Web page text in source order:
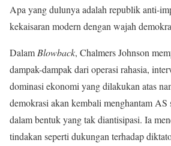
Apa yang dulunya adalah republik anti-
kekaisaran modern dengan wajah
Dalam Blowback, Chalmers Johnson
dampak-dampak dari operasi rahasia,
dominasi ekonomi yang dilakukan atas
demokrasi akan kembali menghantam
dalam bentuk yang tak diantisipasi. Ia
tindakan seperti dukungan terhadap